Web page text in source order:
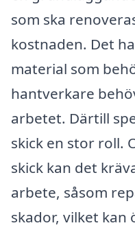
som ska
kostnaden. Det
material som
hantverkare
arbetet. Därtill
skick en stor roll.
skick kan det
arbete, såsom
skador, vilket kan